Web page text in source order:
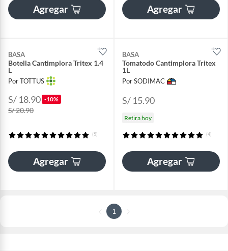
Agregar Agregar
BASA
Botella Cantimplora Tritex 1.4
L
Por TOTTUS
S/ 18.90 -10%
S/ 20.90
(5)
Agregar
BASA
Tomatodo Cantimplora Tritex
1L
Por SODIMAC
S/ 15.90
Retira hoy
(4)
Agregar
1